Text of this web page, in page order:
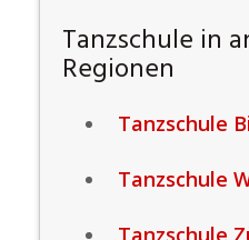
Tanzschule in
Regionen
Tanzschule
Tanzschule
Tanzschule